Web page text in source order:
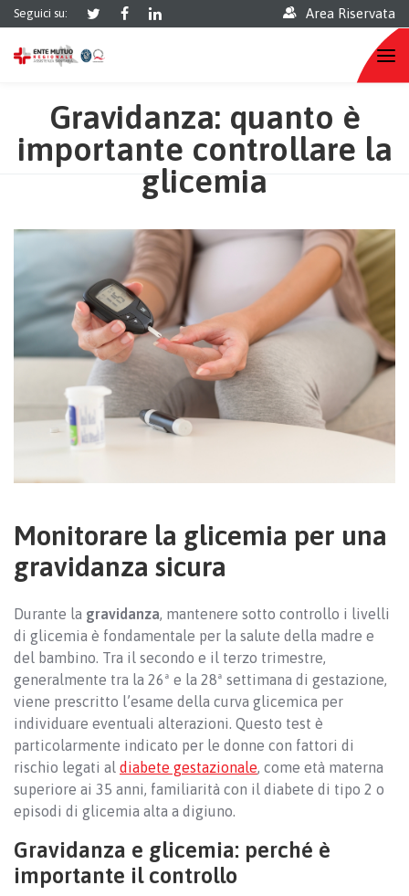
Seguici su: Area Riservata
Gravidanza: quanto è
importante controllare la
glicemia
Monitorare la glicemia per una
gravidanza sicura
Durante la gravidanza, mantenere sotto controllo i livelli
di glicemia è fondamentale per la salute della madre e
del bambino. Tra il secondo e il terzo trimestre,
generalmente tra la 26ª e la 28ª settimana di gestazione,
viene prescritto l’esame della curva glicemica per
individuare eventuali alterazioni. Questo test è
particolarmente indicato per le donne con fattori di
rischio legati al diabete gestazionale, come età materna
superiore ai 35 anni, familiarità con il diabete di tipo 2 o
episodi di glicemia alta a digiuno.
Gravidanza e glicemia: perché è
importante il controllo